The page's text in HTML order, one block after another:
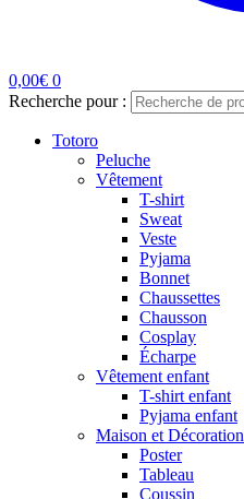
0,00€ 0
Recherche pour :
Totoro
Peluche
Vêtement
T-shirt
Sweat
Veste
Pyjama
Bonnet
Chaussettes
Chausson
Cosplay
Écharpe
Vêtement enfant
T-shirt enfant
Pyjama enfant
Maison et Décoration
Poster
Tableau
Coussin